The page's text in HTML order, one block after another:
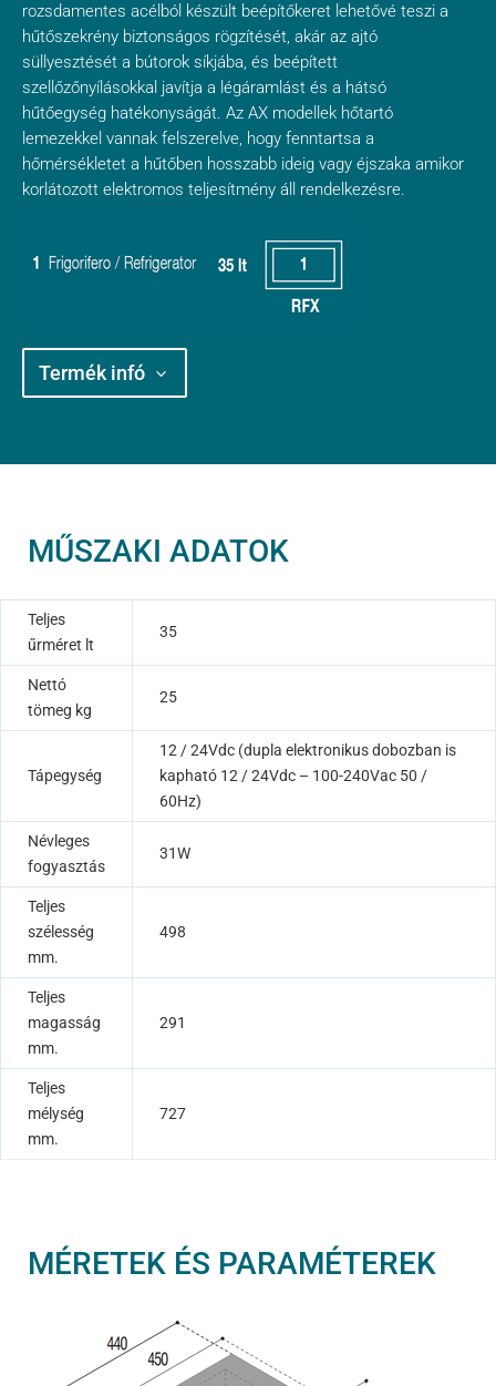
rozsdamentes acélból készült beépítőkeret lehetővé teszi a
hűtőszekrény biztonságos rögzítését, akár az ajtó
süllyesztését a bútorok síkjába, és beépített
szellőzőnyílásokkal javítja a légáramlást és a hátsó
hűtőegység hatékonyságát. Az AX modellek hőtartó
lemezekkel vannak felszerelve, hogy fenntartsa a
hőmérsékletet a hűtőben hosszabb ideig vagy éjszaka amikor
korlátozott elektromos teljesítmény áll rendelkezésre.
Termék infó
MŰSZAKI ADATOK
Teljes
űrméret lt
35
Nettó
tömeg kg
25
Tápegység
12 / 24Vdc (dupla elektronikus dobozban is
kapható 12 / 24Vdc – 100-240Vac 50 /
60Hz)
Névleges
fogyasztás
31W
Teljes
szélesség
mm.
498
Teljes
magasság
mm.
291
Teljes
mélység
mm.
727
MÉRETEK ÉS PARAMÉTEREK